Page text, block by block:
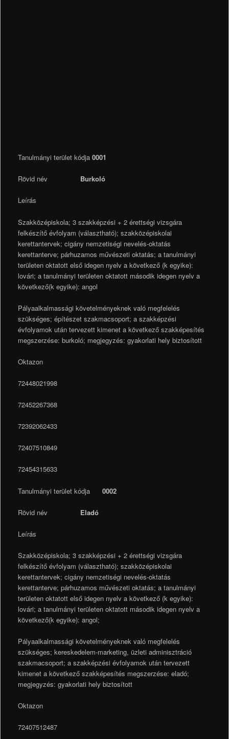
Tanulmányi terület kódja 0001
Rövid név Burkoló
Leírás
Szakközépiskola; 3 szakképzési + 2 érettségi vizsgára
felkészítő évfolyam (választható); szakközépiskolai
kerettantervek; cigány nemzetiségi nevelés-oktatás
kerettanterve; párhuzamos művészeti oktatás; a tanulmányi
területen oktatott első idegen nyelv a következő (k egyike):
lovári; a tanulmányi területen oktatott második idegen nyelv a
következő(k egyike): angol
Pályaalkalmassági követelményeknek való megfelelés
szükséges; építészet szakmacsoport; a szakképzési
évfolyamok után tervezett kimenet a következő szakképesítés
megszerzése: burkoló; megjegyzés: gyakorlati hely biztosított
Oktazon
72448021998
72452267368
72392062433
72407510849
72454315633
Tanulmányi terület kódja 0002
Rövid név Eladó
Leírás
Szakközépiskola; 3 szakképzési + 2 érettségi vizsgára
felkészítő évfolyam (választható); szakközépiskolai
kerettantervek; cigány nemzetiségi nevelés-oktatás
kerettanterve; párhuzamos művészeti oktatás; a tanulmányi
területen oktatott első idegen nyelv a következő (k egyike):
lovári; a tanulmányi területen oktatott második idegen nyelv a
következő(k egyike): angol;
Pályaalkalmassági követelményeknek való megfelelés
szükséges; kereskedelem-marketing, üzleti adminisztráció
szakmacsoport; a szakképzési évfolyamok után tervezett
kimenet a következő szakképesítés megszerzése: eladó;
megjegyzés: gyakorlati hely biztosított
Oktazon
72407512487